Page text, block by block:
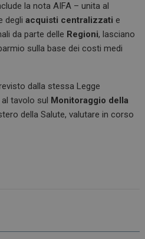
la nota AIFA – unita al
degliacquisti centralizzati e
da parte delle Regioni, lasciano
sulla base dei costi medi
dalla stessa Legge
tavolo sul
Monitoraggio della
della Salute, valutare in corso